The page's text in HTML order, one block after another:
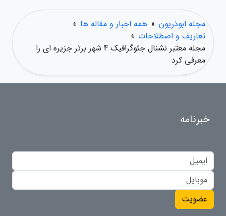
مجله ابوذریون » همه اخبار و مقاله ها »
تعاریف و اصطلاحات »
مجله معتبر نشنال جئوگرافیک 4 شهر برتر جزیره ای را
معرفی کرد
خبرنامه
عضویت